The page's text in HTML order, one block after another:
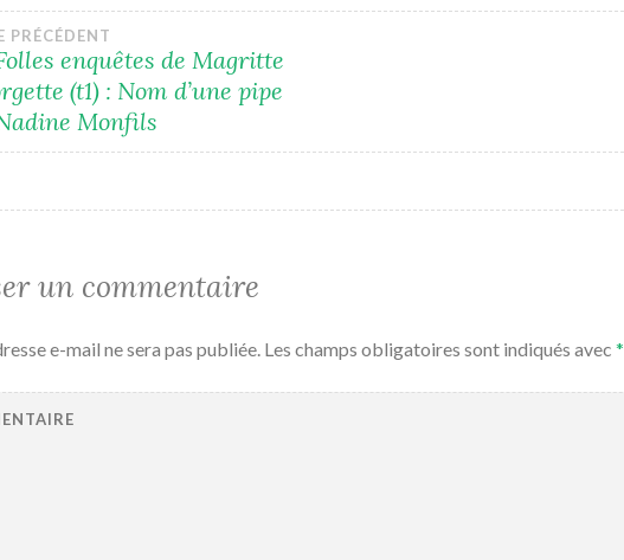
PRÉCÉDENT
enquêtes de Magritte
(t1) : Nom d’une pipe
Monfils
un commentaire
e-mail ne sera pas publiée. Les champs obligatoires sont indiqués avec*